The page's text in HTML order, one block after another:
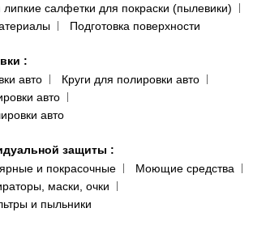
липкие салфетки для покраски (пылевики)
Подготовка поверхности
:
авто
Круги для полировки авто
авто
авто
защиты :
и покрасочные
Моющие средства
маски, очки
и пыльники